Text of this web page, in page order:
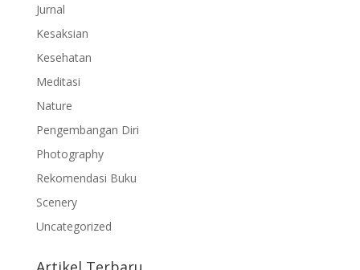
Jurnal
Kesaksian
Kesehatan
Meditasi
Nature
Pengembangan Diri
Photography
Rekomendasi Buku
Scenery
Uncategorized